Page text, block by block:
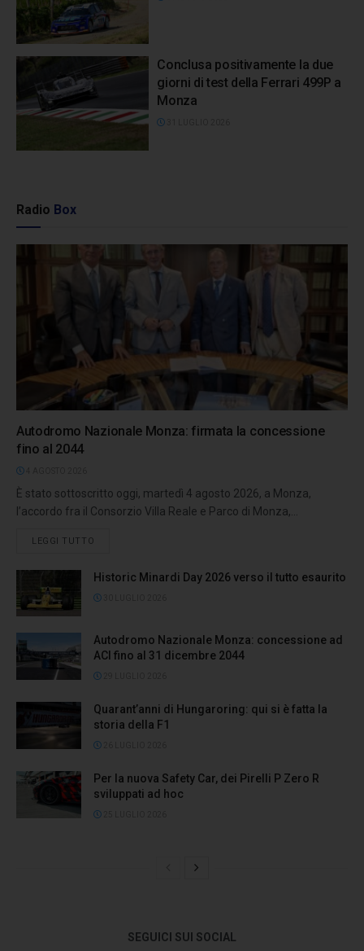
Conclusa positivamente la due
giorni di test della Ferrari 499P a
Monza
Radio Box
Autodromo Nazionale Monza: firmata la concessione
fino al 2044
È stato sottoscritto oggi, martedì 4 agosto 2026, a Monza,
l’accordo fra il Consorzio Villa Reale e Parco di Monza,...
LEGGI TUTTO
Historic Minardi Day 2026 verso il tutto esaurito
Autodromo Nazionale Monza: concessione ad
ACI fino al 31 dicembre 2044
Quarant’anni di Hungaroring: qui si è fatta la
storia della F1
Per la nuova Safety Car, dei Pirelli P Zero R
sviluppati ad hoc
SEGUICI SUI SOCIAL